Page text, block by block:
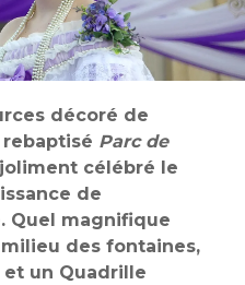
décoré de
Parc de
célébré le
de
Quel magnifique
des fontaines,
un Quadrille